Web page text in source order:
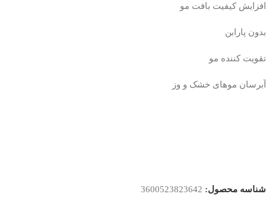
افزایش کیفیت بافت مو
بدون پارابن
تقویت کننده مو
آبرسان موهای خشک و وز
شناسه محصول: 3600523823642